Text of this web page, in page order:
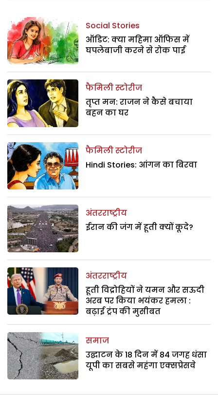
Social Stories
ऑडिट: क्या महिमा ऑफिस में
घपलेबाजी करने से रोक पाई
फैमिली स्टोरीज
तृप्त मन: राजन ने कैसे बचाया
बहन का घर
फैमिली स्टोरीज
Hindi Stories: आंगन का बिरवा
अंतरराष्ट्रीय
ईरान की जंग में हूती क्यों कूदे?
अंतरराष्ट्रीय
हूती विद्रोहियों ने यमन और सऊदी
अरब पर किया भयंकर हमला :
बढ़ाई ट्रंप की मुसीबत
समाज
उद्घाटन के 18 दिन में 84 जगह धंसा
यूपी का सबसे महंगा एक्सप्रेसवे